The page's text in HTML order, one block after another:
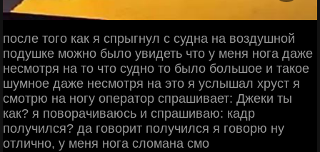
после того как я спрыгнул с судна на воздушной
подушке можно было увидеть что у меня нога даже
несмотря на то что судно то было большое и такое
шумное даже несмотря на это я услышал хруст я
смотрю на ногу оператор спрашивает: Джеки ты
как? я поворачиваюсь и спрашиваю: кадр
получился? да говорит получился я говорю ну
отлично, у меня нога сломана смо